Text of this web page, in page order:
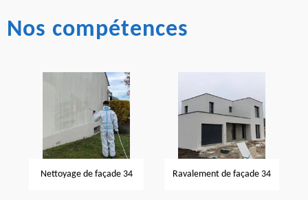
Nos compétences
Nettoyage de façade 34 Ravalement de façade 34